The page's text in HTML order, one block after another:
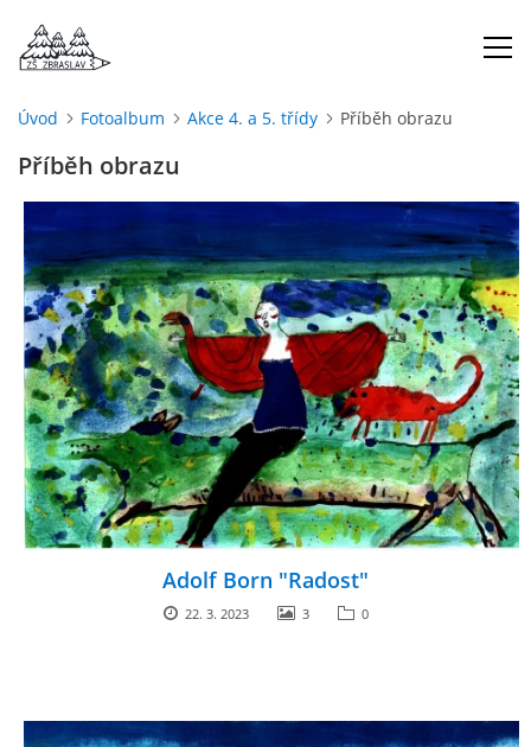
ŠKOLNÍ ROK
DOKUMENTY
ŠKOLSKÁ RADA
PROJEKTY
ENVIRONMENTÁLNÍ VÝCHOVA
ŠKOLNÍ DRUŽINA
Úvod Fotoalbum Akce 4. a 5. třídy Příběh obrazu
Příběh obrazu
Adolf Born "Radost"
22. 3. 2023 3 0